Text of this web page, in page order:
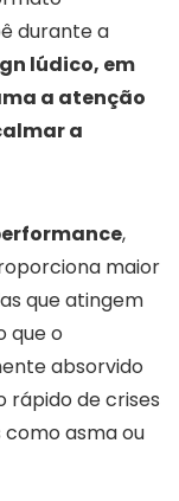
durante a
lúdico, em
a atenção
a
,
maior
que atingem
que o
absorvido
rápido de crises
asma ou